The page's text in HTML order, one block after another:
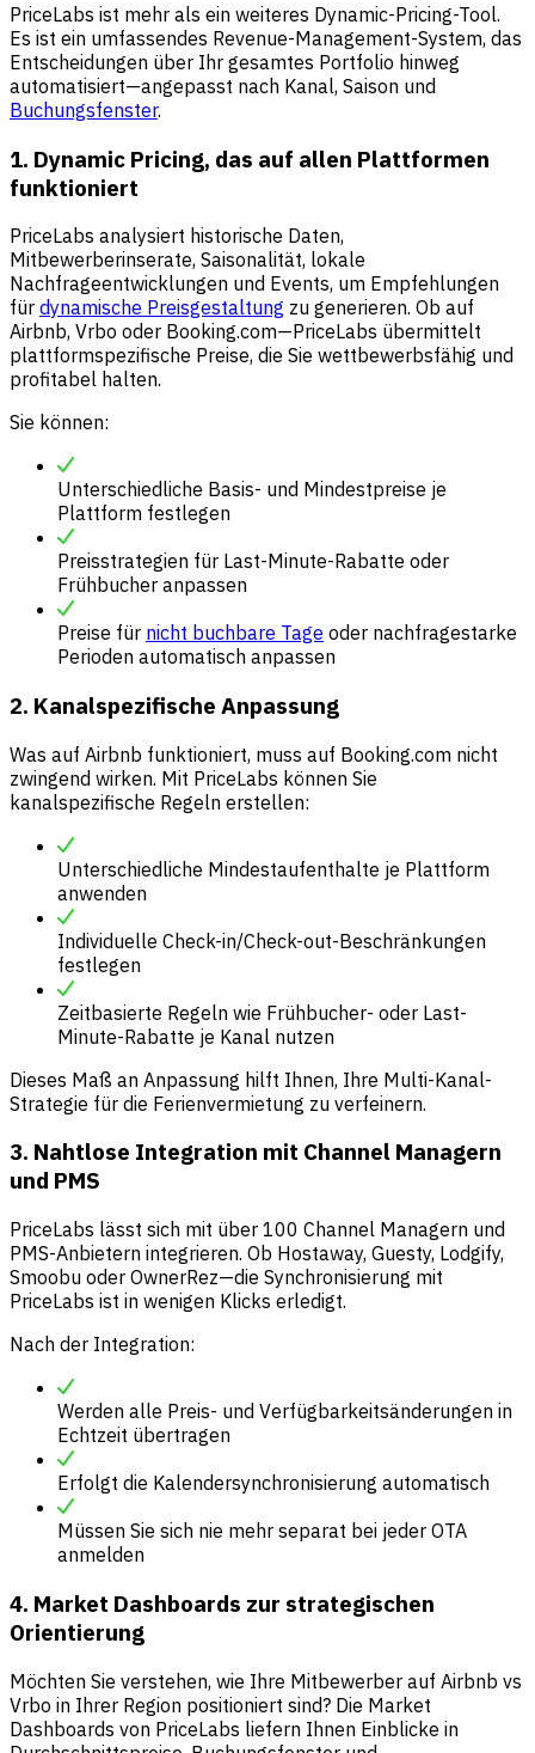
PriceLabs ist mehr als ein weiteres Dynamic-Pricing-Tool.
Es ist ein umfassendes Revenue-Management-System, das
Entscheidungen über Ihr gesamtes Portfolio hinweg
automatisiert—angepasst nach Kanal, Saison und
Buchungsfenster.
1. Dynamic Pricing, das auf allen Plattformen
funktioniert
PriceLabs analysiert historische Daten,
Mitbewerberinserate, Saisonalität, lokale
Nachfrageentwicklungen und Events, um Empfehlungen
für dynamische Preisgestaltung zu generieren. Ob auf
Airbnb, Vrbo oder Booking.com—PriceLabs übermittelt
plattformspezifische Preise, die Sie wettbewerbsfähig und
profitabel halten.
Sie können:
Unterschiedliche Basis- und Mindestpreise je
Plattform festlegen
Preisstrategien für Last-Minute-Rabatte oder
Frühbucher anpassen
Preise für nicht buchbare Tage oder nachfragestarke
Perioden automatisch anpassen
2. Kanalspezifische Anpassung
Was auf Airbnb funktioniert, muss auf Booking.com nicht
zwingend wirken. Mit PriceLabs können Sie
kanalspezifische Regeln erstellen:
Unterschiedliche Mindestaufenthalte je Plattform
anwenden
Individuelle Check-in/Check-out-Beschränkungen
festlegen
Zeitbasierte Regeln wie Frühbucher- oder Last-
Minute-Rabatte je Kanal nutzen
Dieses Maß an Anpassung hilft Ihnen, Ihre Multi-Kanal-
Strategie für die Ferienvermietung zu verfeinern.
3. Nahtlose Integration mit Channel Managern
und PMS
PriceLabs lässt sich mit über 100 Channel Managern und
PMS-Anbietern integrieren. Ob Hostaway, Guesty, Lodgify,
Smoobu oder OwnerRez—die Synchronisierung mit
PriceLabs ist in wenigen Klicks erledigt.
Nach der Integration:
Werden alle Preis- und Verfügbarkeitsänderungen in
Echtzeit übertragen
Erfolgt die Kalendersynchronisierung automatisch
Müssen Sie sich nie mehr separat bei jeder OTA
anmelden
4. Market Dashboards zur strategischen
Orientierung
Möchten Sie verstehen, wie Ihre Mitbewerber auf Airbnb vs
Vrbo in Ihrer Region positioniert sind? Die Market
Dashboards von PriceLabs liefern Ihnen Einblicke in